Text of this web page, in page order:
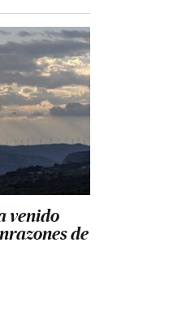
venido
de